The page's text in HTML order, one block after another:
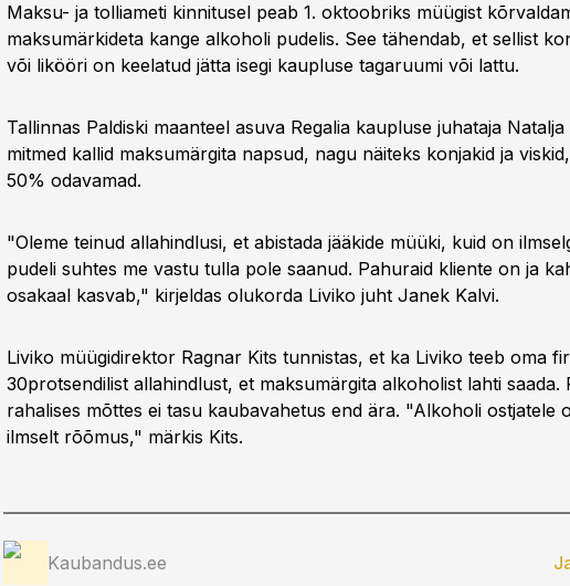
Maksu- ja tolliameti kinnitusel peab 1. oktoobriks müügist
maksumärkideta kange alkoholi pudelis. See tähendab, et sellist
või likööri on keelatud jätta isegi kaupluse tagaruumi või lattu.
Tallinnas Paldiski maanteel asuva Regalia kaupluse juhataja
mitmed kallid maksumärgita napsud, nagu näiteks konjakid ja
50% odavamad.
"Oleme teinud allahindlusi, et abistada jääkide müüki, kuid on
pudeli suhtes me vastu tulla pole saanud. Pahuraid kliente on ja
osakaal kasvab," kirjeldas olukorda Liviko juht Janek Kalvi.
Liviko müügidirektor Ragnar Kits tunnistas, et ka Liviko teeb oma
30protsendilist allahindlust, et maksumärgita alkoholist lahti saada.
rahalises mõttes ei tasu kaubavahetus end ära. "Alkoholi ostjatele
ilmselt rõõmus," märkis Kits.
Kaubandus.ee